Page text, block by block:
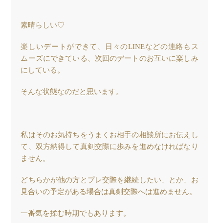
素晴らしい♡
楽しいデートができて、日々のLINEなどの連絡もス
ムーズにできている、次回のデートのお互いに楽しみ
にしている。
そんな状態なのだと思います。
私はそのお気持ちをうまくお相手の相談所にお伝えし
て、双方納得して真剣交際に歩みを進めなければなり
ません。
どちらかが他の方とプレ交際を継続したい、とか、お
見合いの予定がある場合は真剣交際へは進めません。
一番気を揉む時期でもあります。